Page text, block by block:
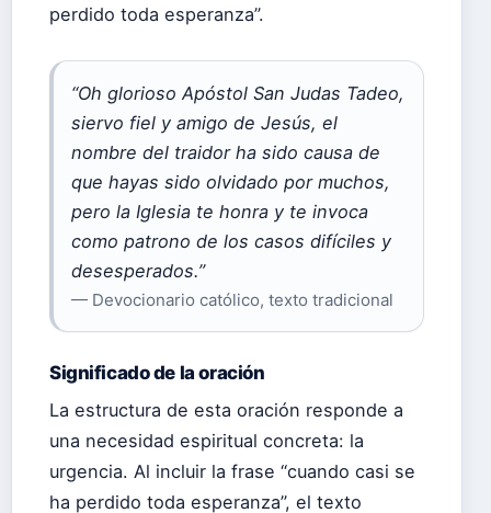
perdido toda esperanza”.
“Oh glorioso Apóstol San Judas Tadeo,
siervo fiel y amigo de Jesús, el
nombre del traidor ha sido causa de
que hayas sido olvidado por muchos,
pero la Iglesia te honra y te invoca
como patrono de los casos difíciles y
desesperados.”
— Devocionario católico, texto tradicional
Significado de la oración
La estructura de esta oración responde a
una necesidad espiritual concreta: la
urgencia. Al incluir la frase “cuando casi se
ha perdido toda esperanza”, el texto